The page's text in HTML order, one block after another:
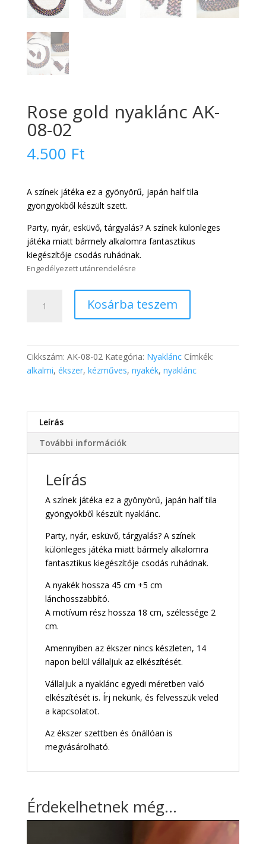
Rose gold nyaklánc AK-
08-02
4.500 Ft
A színek játéka ez a gyönyörű, japán half tila
gyöngyökből készült szett.
Party, nyár, esküvő, tárgyalás? A színek különleges
játéka miatt bármely alkalomra fantasztikus
kiegészítője csodás ruhádnak.
Engedélyezett utánrendelésre
08-
02
mennyiség
Kosárba teszem
Cikkszám: AK-08-02 Kategória: Nyaklánc Címkék:
alkalmi, ékszer, kézműves, nyakék, nyaklánc
Leírás
További információk
Leírás
A színek játéka ez a gyönyörű, japán half tila
gyöngyökből készült nyaklánc.
Party, nyár, esküvő, tárgyalás? A színek
különleges játéka miatt bármely alkalomra
fantasztikus kiegészítője csodás ruhádnak.
A nyakék hossza 45 cm +5 cm
lánchosszabbító.
A motívum rész hossza 18 cm, szélessége 2
cm.
Amennyiben az ékszer nincs készleten, 14
napon belül vállaljuk az elkészítését.
Vállaljuk a nyaklánc egyedi méretben való
elkészítését is. Írj nekünk, és felvesszük veled
a kapcsolatot.
Az ékszer szettben és önállóan is
megvásárolható.
Érdekelhetnek még…